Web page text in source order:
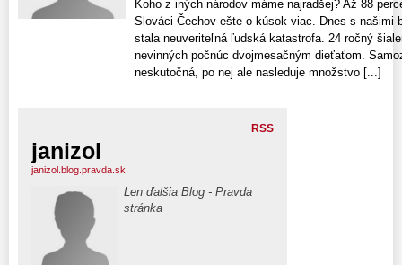
Koho z iných národov máme najradšej? Až 88
Slováci Čechov ešte o kúsok viac. Dnes s našimi
stala neuveriteľná ľudská katastrofa. 24 ročný
nevinných počnúc dvojmesačným dieťaťom.
neskutočná, po nej ale nasleduje množstvo [...]
RSS
janizol
janizol.blog.pravda.sk
Len ďalšia Blog - Pravda
stránka